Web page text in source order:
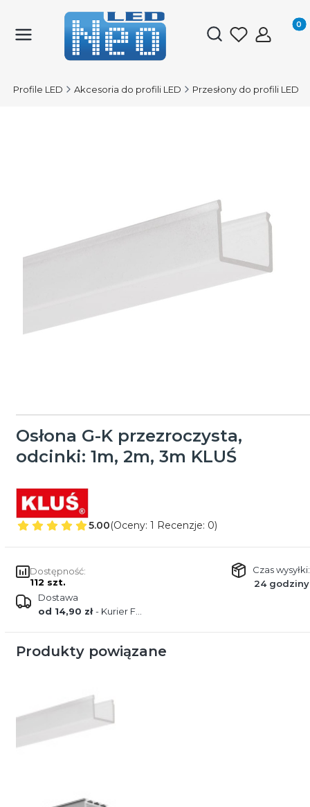
Otwórz
Profile LED Akcesoria do profili LED Przesłony do profili LED
Osłona G-K przezroczysta,
odcinki: 1m, 2m, 3m KLUŚ
5.00(Oceny: 1 Recenzje: 0)
Dostępność:
112 szt.
Czas wysyłki:
24 godziny
Dostawa
od 14,90 zł- Kurier FEDEX
Produkty powiązane